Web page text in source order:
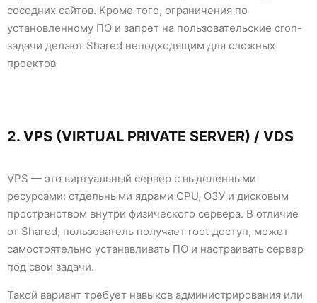
соседних сайтов. Кроме того, ограничения по
установленному ПО и запрет на пользовательские cron-
задачи делают Shared неподходящим для сложных
проектов
2. VPS (VIRTUAL PRIVATE SERVER) / VDS
VPS — это виртуальный сервер с выделенными
ресурсами: отдельными ядрами CPU, ОЗУ и дисковым
пространством внутри физического сервера. В отличие
от Shared, пользователь получает root‑доступ, может
самостоятельно устанавливать ПО и настраивать сервер
под свои задачи.
Такой вариант требует навыков администрирования или